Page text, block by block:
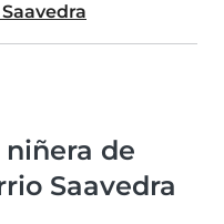
de
Saavedra